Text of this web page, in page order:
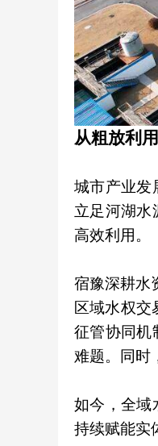
从粗放利
城市产业发
立足河湖水
高效利用。
宿豫深耕水
区域水权
征管协同机
难题。同时
如今，全域
持续赋能实